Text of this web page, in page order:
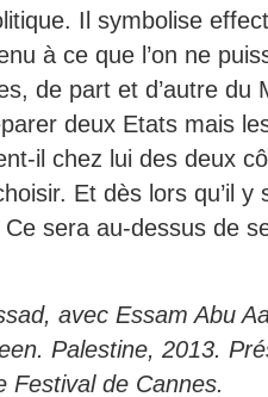
Il symbolise
à ce que l’on ne
de part et d’autre du
deux Etats mais
il chez lui des deux
Et dès lors qu’il y
sera au-dessus de
avec Essam Abu
Palestine, 2013.
Festival de Cannes.